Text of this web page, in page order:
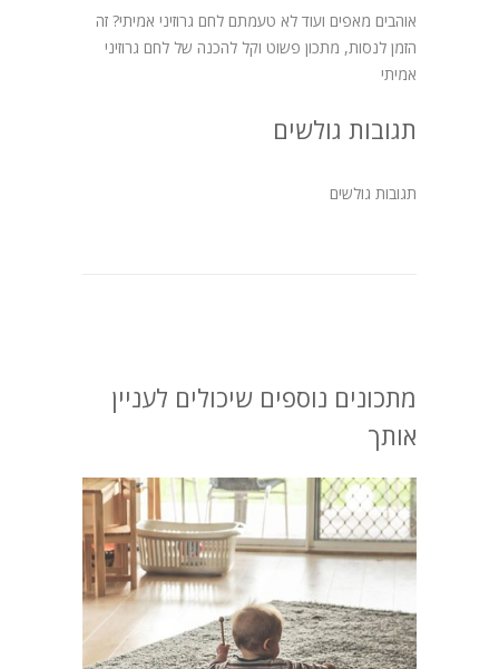
אוהבים מאפים ועוד לא טעמתם לחם גרוזיני אמיתי? זה
הזמן לנסות, מתכון פשוט וקל להכנה של לחם גרוזיני
אמיתי
תגובות גולשים
תגובות גולשים
מתכונים נוספים שיכולים לעניין
אותך